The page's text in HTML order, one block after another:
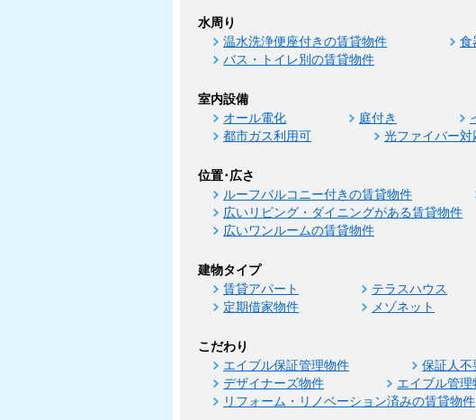
水周り
温水洗浄便座付きの賃貸物件 食
バス・トイレ別の賃貸物件
室内設備
オール電化 庭付き
都市ガス利用可
光ファイバー
位置･広さ
ルーフバルコニー付きの賃貸物件
広いリビング・ダイニングがある賃貸物件
広いワンルームの賃貸物件
建物タイプ
賃貸アパート テラスハウス
定期借家物件
メゾネット
こだわり
エイブル保証管理物件 保証人不
デザイナーズ物件
エイブル管理
リフォーム・リノベーション済みの賃貸物件